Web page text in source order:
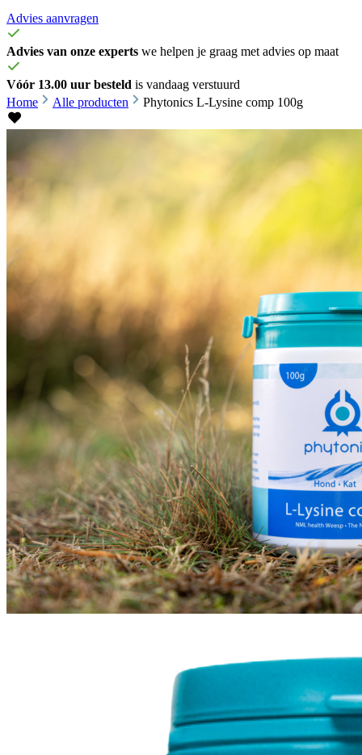
Advies aanvragen
Advies van onze experts we helpen je graag met advies op maat
Vóór 13.00 uur besteld is vandaag verstuurd
Home
Alle producten Phytonics L-Lysine comp 100g